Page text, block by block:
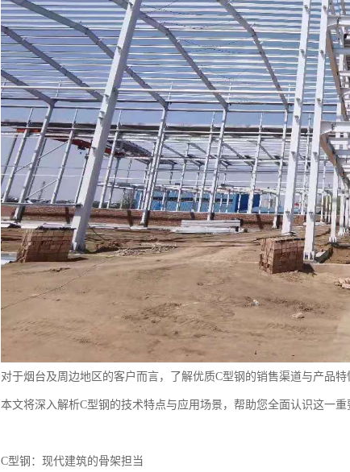
对于烟台及周边地区的客户而言，了解优质C型钢的销售渠道与产品特
本文将深入解析C型钢的技术特点与应用场景，帮助您全面认识这一重
C型钢：现代建筑的骨架担当